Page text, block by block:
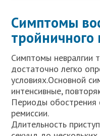
Симптомы
тройничного
Симптомы невралгии
достаточно легко
условиях.Основной
интенсивные,
Периоды обострения
ремиссии.
Длительность